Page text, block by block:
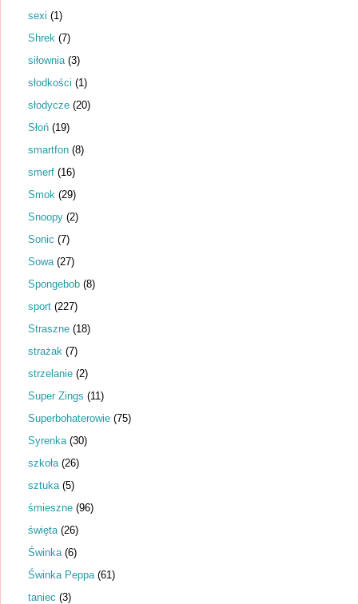
sexi (1)
Shrek (7)
siłownia (3)
słodkości (1)
słodycze (20)
Słoń (19)
smartfon (8)
smerf (16)
Smok (29)
Snoopy (2)
Sonic (7)
Sowa (27)
Spongebob (8)
sport (227)
Straszne (18)
strażak (7)
strzelanie (2)
Super Zings (11)
Superbohaterowie (75)
Syrenka (30)
szkoła (26)
sztuka (5)
śmieszne (96)
święta (26)
Świnka (6)
Świnka Peppa (61)
taniec (3)